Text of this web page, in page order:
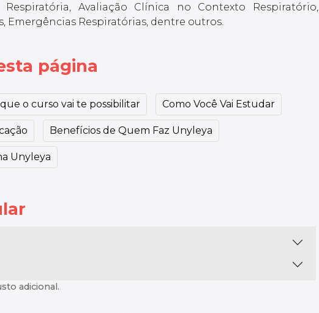
Avaliação Clínica no Contexto Respiratório,
Emergências Respiratórias, dentre outros.
página
o curso vai te possibilitar Como Você Vai Estudar
Benefícios de Quem Faz Unyleya
Unyleya
adicional.